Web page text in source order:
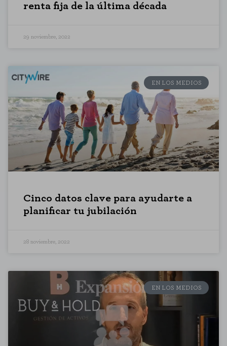
renta fija de la última década
29 noviembre, 2022
EN LOS MEDIOS
Cinco datos clave para ayudarte a
planificar tu jubilación
28 noviembre, 2022
EN LOS MEDIOS